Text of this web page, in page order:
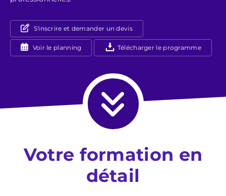
S'inscrire et demander un devis
Voir le planning Télécharger le programme
Votre formation en
détail